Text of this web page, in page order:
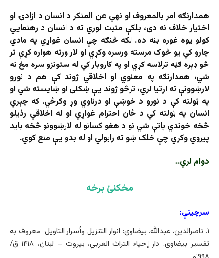
همدارنګه امر بالمعروف او نهي عن المنکر د انسان د ازادۍ او
اختيار خلاف نه دی، بلکې مثبت لوري ته د انسان د رهنمايي
کولو يوه غوره بڼه ده. لکه څنګه چې انسان غواړي په مادي
چارو کې یو څوک مرسته ورسره وکړي او لار ورته هواره کړي تر
څو ډېره ګټه ترلاسه کړي او په کاروبار کې له ستونزو سره مخ نه
شي، همدارنګه په معنوي او اخلاقي ژوند کې هم د نورو
لارښوونې ته اړتیا لري، ترڅو ژوند يې ښکلی او ښايسته شي او
په ټولنه کې د نورو د خوښې او درناوي وړ وګرځي. که چېرې
انسان په ټولنه کې د ځان احترام غواړي او له اخلاقي رذيلو
څخه خوندي پاتې شي نو د هغو کسانو له لارښوونو څخه باید
پيروي وکړي چې خلک ښو ته رابولي او له بدو یې منع کوي.
دوام لري…
مخکنئ برخه
سرچینې:
۱. ناصرالدین، عبدالله. بیضاوی: انوار التنزیل وأسرار التاویل، معروف به
تفسیر بیضاوی. دار إحياء التراث العربي، بیروت – لبنان، ۱۴۱۸ ق/